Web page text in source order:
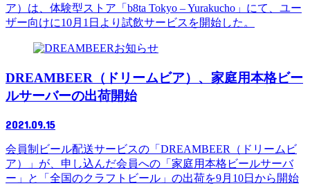
ア）は、体験型ストア「b8ta Tokyo – Yurakucho」にて、ユー
ザー向けに10月1日より試飲サービスを開始した。
お知らせ
DREAMBEER（ドリームビア）、家庭用本格ビー
ルサーバーの出荷開始
2021.09.15
会員制ビール配送サービスの「DREAMBEER（ドリームビ
ア）」が、申し込んだ会員への「家庭用本格ビールサーバ
ー」と「全国のクラフトビール」の出荷を9月10日から開始